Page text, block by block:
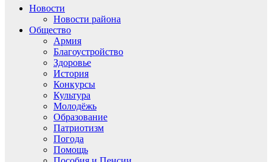
Новости
Новости района
Общество
Армия
Благоустройство
Здоровье
История
Конкурсы
Культура
Молодёжь
Образование
Патриотизм
Погода
Помощь